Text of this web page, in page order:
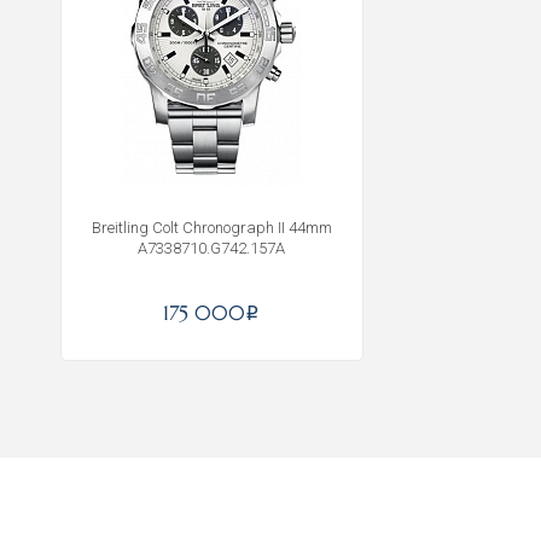
Breitling Colt Chronograph II 44mm
A7338710.G742.157A
175 000i